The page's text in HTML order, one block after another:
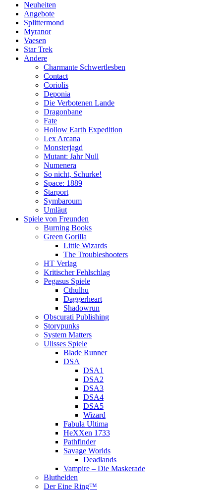
Neuheiten
Angebote
Splittermond
Myranor
Vaesen
Star Trek
Andere
Charmante Schwertlesben
Contact
Coriolis
Deponia
Die Verbotenen Lande
Dragonbane
Fate
Hollow Earth Expedition
Lex Arcana
Monsterjagd
Mutant: Jahr Null
Numenera
So nicht, Schurke!
Space: 1889
Starport
Symbaroum
Umläut
Spiele von Freunden
Burning Books
Green Gorilla
Little Wizards
The Troubleshooters
HT Verlag
Kritischer Fehlschlag
Pegasus Spiele
Cthulhu
Daggerheart
Shadowrun
Obscurati Publishing
Storypunks
System Matters
Ulisses Spiele
Blade Runner
DSA
DSA1
DSA2
DSA3
DSA4
DSA5
Wizard
Fabula Ultima
HeXXen 1733
Pathfinder
Savage Worlds
Deadlands
Vampire – Die Maskerade
Bluthelden
Der Eine Ring™